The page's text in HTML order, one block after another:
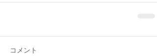
コメント